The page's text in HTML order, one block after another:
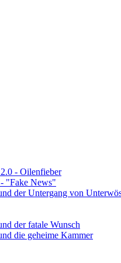
- Oilenfieber
"Fake News"
der Untergang von
der fatale Wunsch
die geheime Kammer